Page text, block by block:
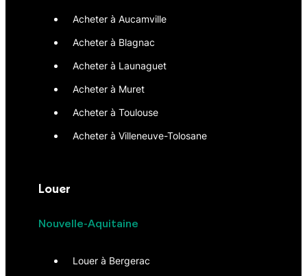
Acheter à Aucamville
Acheter à Blagnac
Acheter à Launaguet
Acheter à Muret
Acheter à Toulouse
Acheter à Villeneuve-Tolosane
Louer
Nouvelle-Aquitaine
Louer à Bergerac